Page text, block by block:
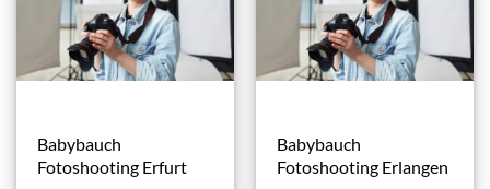
Babybauch
Fotoshooting Erfurt
Babybauch
Fotoshooting Erlangen